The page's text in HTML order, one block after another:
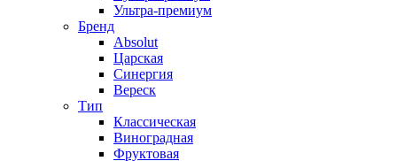
Ультра-премиум
Бренд
Absolut
Царская
Синергия
Вереск
Тип
Классическая
Виноградная
Фруктовая